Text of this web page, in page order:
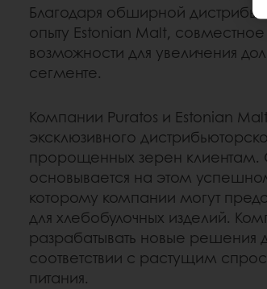
Благодаря обширной
опыту Estonian Malt,
возможности для увеличения
сегменте.
Компании Puratos и Estonian
эксклюзивного
пророщенных зерен клиентам.
основывается на этом
которому компании могут
для хлебобулочных изделий.
разрабатывать новые решения
соответствии с растущим
питания.